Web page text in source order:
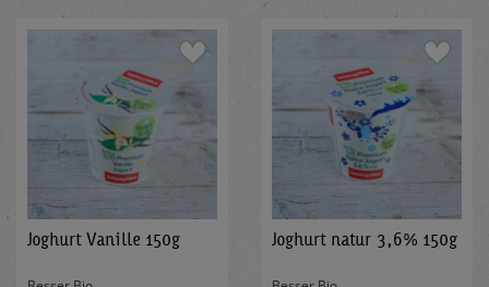
Joghurt Vanille 150g Joghurt natur 3,6% 150g